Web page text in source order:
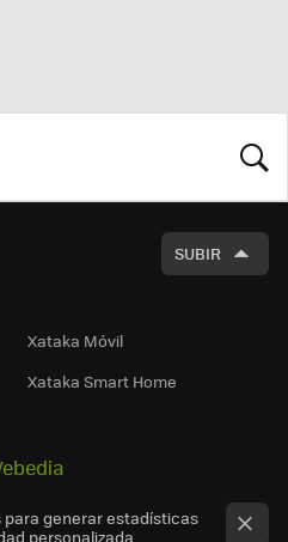
SUBIR
Xataka Móvil
Xataka Smart Home
generar estadísticas
personalizada